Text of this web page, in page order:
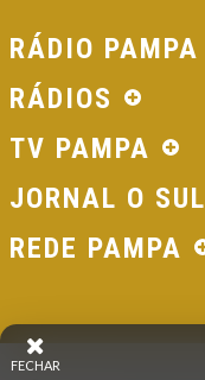
RÁDIO PAMPA
RÁDIOS
TV PAMPA
JORNAL O SUL
REDE PAMPA
FECHAR